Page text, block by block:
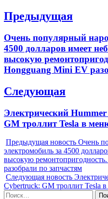
Навигация
записям
Предыдущая
Previous
post:
Очень популярный
4500 долларов имеет
высокую
Hongguang Mini EV
Следующая
Next
post:
Электрический
GM троллит Tesla в
Предыдущая новость Очень
электромобиль за 4500
высокую
разобрали по запчастям
Следующая новость
Cybertruck: GM троллит Tesla
Найти: